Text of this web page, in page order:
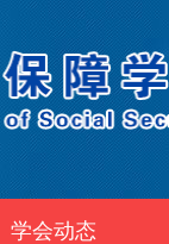
学会动态